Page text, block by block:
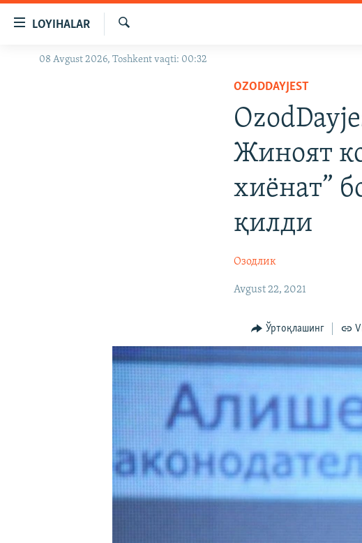
Бош
LOYIHALAR
OZODLIK SURISHTIRUVLARI
Излаш
08 Avgust 2026, Toshkent vaqti: 00:32
OZODDAYJEST
Жиноят
хиёнат”
қилди
Озодлик
Avgust 22, 2021
Ўртоқлашинг